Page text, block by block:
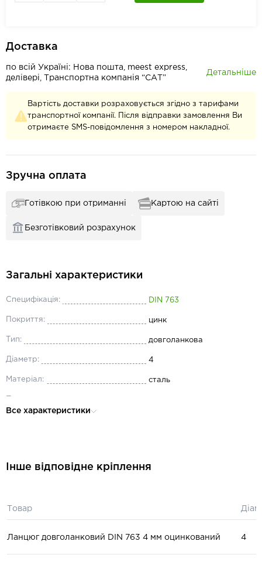
Доставка
по всій Україні: Нова пошта, meest express,
делівері, Транспортна компанія “САТ”
Детальніше
Вартість доставки розраховується згідно з тарифами
транспортної компанії. Після відправки замовлення Ви
отримаєте SMS-повідомлення з номером накладної.
Зручна оплата
Готівкою при отриманні Картою на сайті
Безготівковий розрахунок
Загальні характеристики
Специфікація: DIN 763
Покриття: цинк
Тип: довголанкова
Діаметр: 4
Матеріал: сталь
Все характеристики
Інше відповідне кріплення
Товар
Ланцюг довголанковий DIN 763 4 мм оцинкований 4